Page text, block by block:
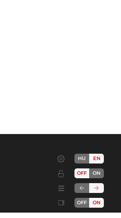
HU EN
OFF ON
OFF ON